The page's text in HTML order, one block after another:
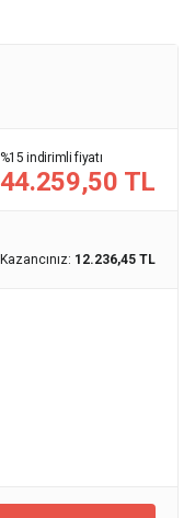
%15 indirimli fiyatı
44.259,50 TL
Kazancınız: 12.236,45 TL